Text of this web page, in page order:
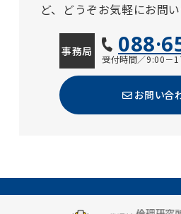
ど、どうぞお気軽にお問
事務局
受付時間／9:00－
お問い合